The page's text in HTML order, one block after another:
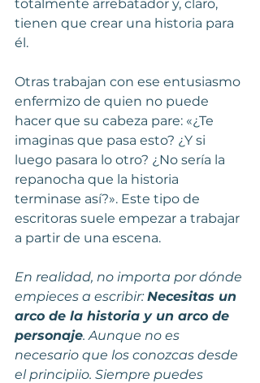
totalmente arrebatador y, claro,
tienen que crear una historia para
él.
Otras trabajan con ese entusiasmo
enfermizo de quien no puede
hacer que su cabeza pare: «¿Te
imaginas que pasa esto? ¿Y si
luego pasara lo otro? ¿No sería la
repanocha que la historia
terminase así?». Este tipo de
escritoras suele empezar a trabajar
a partir de una escena.
En realidad, no importa por dónde
empieces a escribir: Necesitas un
arco de la historia y un arco de
personaje. Aunque no es
necesario que los conozcas desde
el principiio. Siempre puedes